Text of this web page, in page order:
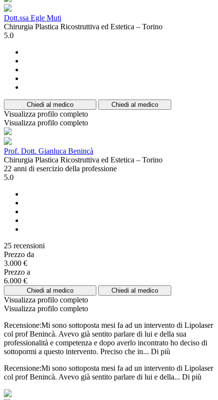
Dott.ssa Egle Muti
Chirurgia Plastica Ricostruttiva ed Estetica – Torino
5.0
Chiedi al medico Chiedi al medico
Visualizza profilo completo
Visualizza profilo completo
Prof. Dott. Gianluca Benincà
Chirurgia Plastica Ricostruttiva ed Estetica – Torino
22 anni di esercizio della professione
5.0
25 recensioni
Prezzo da
3.000 €
Prezzo a
6.000 €
Chiedi al medico Chiedi al medico
Visualizza profilo completo
Visualizza profilo completo
Recensione:Mi sono sottoposta mesi fa ad un intervento di Lipolaser
col prof Benincà. Avevo già sentito parlare di lui e della sua
professionalità e competenza e dopo averlo incontrato ho deciso di
sottopormi a questo intervento. Preciso che in... Di più
Recensione:Mi sono sottoposta mesi fa ad un intervento di Lipolaser
col prof Benincà. Avevo già sentito parlare di lui e della... Di più